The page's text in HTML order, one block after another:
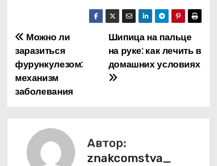
Н
а
в
г
Шипица на пальце
на руке: как лечить в
домашних условиях
Можно ли
заразиться
фурункулезом:
механизм
заболевания
Автор:
znakcomstva_